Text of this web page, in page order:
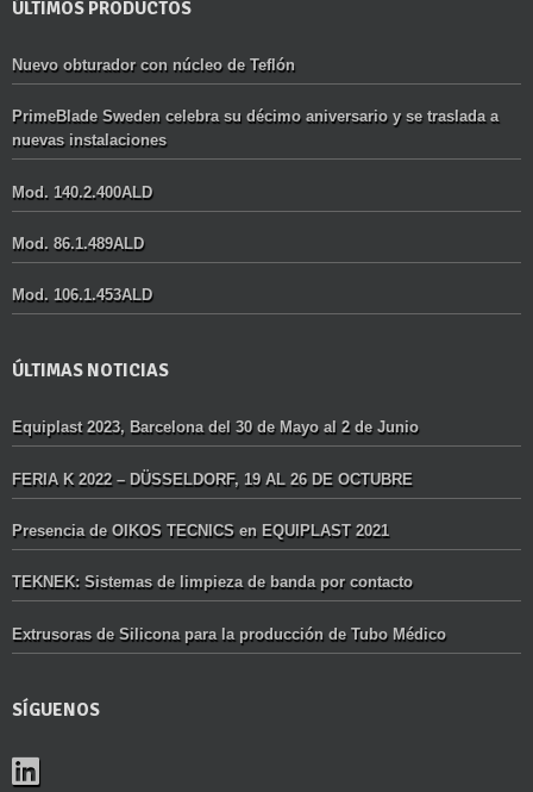
ÚLTIMOS PRODUCTOS
Nuevo obturador con núcleo de Teflón
PrimeBlade Sweden celebra su décimo aniversario y se traslada a
nuevas instalaciones
Mod. 140.2.400ALD
Mod. 86.1.489ALD
Mod. 106.1.453ALD
ÚLTIMAS NOTICIAS
Equiplast 2023, Barcelona del 30 de Mayo al 2 de Junio
FERIA K 2022 – DÜSSELDORF, 19 AL 26 DE OCTUBRE
Presencia de OIKOS TECNICS en EQUIPLAST 2021
TEKNEK: Sistemas de limpieza de banda por contacto
Extrusoras de Silicona para la producción de Tubo Médico
SÍGUENOS